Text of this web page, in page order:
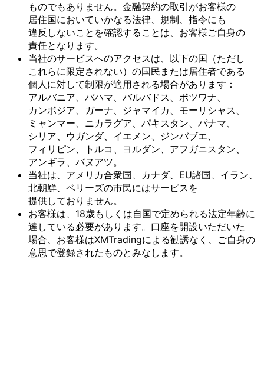
ものでもありません。 金融契約の取引がお客様の
居住国においていかなる法律、 規制、 指令にも
違反しないことを確認する ことは、 お客様ご自身の
責任と なります。
当社のサービスへのアクセスは、 以下の国 （ただし
これらに限定されない）の国民または居住者である
個人に対して制限が適用される場合があります：
アルバニア、 バハマ、 バルバドス、 ボツワナ、
カンボジア、 ガーナ、 ジャマイカ、 モーリシャス、
ミャンマー、 ニカラグア、 パキスタン、 パナマ、
シリア、 ウガンダ、 イエメン、 ジンバブエ、
フィリピン、
トルコ、 ヨルダン、 アフガニスタン、
アンギラ、 バヌアツ。
当社は、 アメリカ合衆国、 カナダ、 EU諸国、 イラン、
北朝鮮、 ベリーズの市民にはサービスを
提供しておりません。
お客様は、 18歳も しくは自国で定められる法定年齢に
達している必要があります。 口座を開設いただいた
場合、 お客様はXMTradingによる勧誘なく、 ご自身の
意思で登録された ものとみなします。